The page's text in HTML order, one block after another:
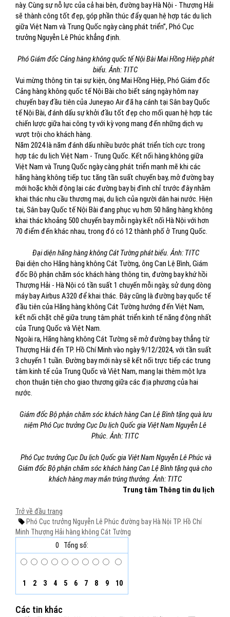
này. Cùng sự nỗ lực của cả hai bên, đường bay Hà Nội - Thượng Hải
sẽ thành công tốt đẹp, góp phần thúc đẩy quan hệ hợp tác du lịch
giữa Việt Nam và Trung Quốc ngày càng phát triển”, Phó Cục
trưởng Nguyễn Lê Phúc khẳng định.
Phó Giám đốc Cảng hàng không quốc tế Nội Bài Mai Hồng Hiệp phát
biểu. Ảnh: TITC
Vui mừng thông tin tại sự kiện, ông Mai Hồng Hiệp, Phó Giám đốc
Cảng hàng không quốc tế Nội Bài cho biết sáng ngày hôm nay
chuyến bay đầu tiên của Juneyao Air đã hạ cánh tại Sân bay Quốc
tế Nội Bài, đánh dấu sự khởi đầu tốt đẹp cho mối quan hệ hợp tác
chiến lược giữa hai công ty với kỳ vọng mang đến những dịch vụ
vượt trội cho khách hàng.
Năm 2024 là năm đánh dấu nhiều bước phát triển tích cực trong
hợp tác du lịch Việt Nam - Trung Quốc. Kết nối hàng không giữa
Việt Nam và Trung Quốc ngày càng phát triển mạnh mẽ khi các
hãng hàng không tiếp tục tăng tần suất chuyến bay, mở đường bay
mới hoặc khởi động lại các đường bay bị đình chỉ trước đây nhằm
khai thác nhu cầu thương mại, du lịch của người dân hai nước. Hiện
tại, Sân bay Quốc tế Nội Bài đang phục vụ hơn 50 hãng hàng không
khai thác khoảng 500 chuyến bay mỗi ngày kết nối Hà Nội với hơn
70 điểm đến khác nhau, trong đó có 12 thành phố ở Trung Quốc.
Đại diện hãng hàng không Cát Tường phát biểu. Ảnh: TITC
Đại diện cho Hãng hàng không Cát Tường, ông Can Lệ Bình, Giám
đốc Bộ phận chăm sóc khách hàng thông tin, đường bay khứ hồi
Thượng Hải - Hà Nội có tần suất 1 chuyến mỗi ngày, sử dụng dòng
máy bay Airbus A320 để khai thác. Đây cũng là đường bay quốc tế
đầu tiên của Hãng hàng không Cát Tường hướng đến Việt Nam,
kết nối chặt chẽ giữa trung tâm phát triển kinh tế năng động nhất
của Trung Quốc và Việt Nam.
Ngoài ra, Hãng hàng không Cát Tường sẽ mở đường bay thẳng từ
Thượng Hải đến TP. Hồ Chí Minh vào ngày 9/12/2024, với tần suất
3 chuyến 1 tuần. Đường bay mới này sẽ kết nối trực tiếp các trung
tâm kinh tế của Trung Quốc và Việt Nam, mang lại thêm một lựa
chọn thuận tiện cho giao thương giữa các địa phương của hai
nước.
Giám đốc Bộ phận chăm sóc khách hàng Can Lệ Bình tặng quà lưu
niệm Phó Cục trưởng Cục Du lịch Quốc gia Việt Nam Nguyễn Lê
Phúc. Ảnh: TITC
Phó Cục trưởng Cục Du lịch Quốc gia Việt Nam Nguyễn Lê Phúc và
Giám đốc Bộ phận chăm sóc khách hàng Can Lệ Bình tặng quà cho
khách hàng may mắn trúng thưởng. Ảnh: TITC
Trung tâm Thông tin du lịch
Trở về đầu trang
Phó Cục trưởng Nguyễn Lê Phúc đường bay Hà Nội TP. Hồ Chí
Minh Thượng Hải hàng không Cát Tường
0
Tổng số:
1 2 3 4 5 6 7 8 9 10
Các tin khác